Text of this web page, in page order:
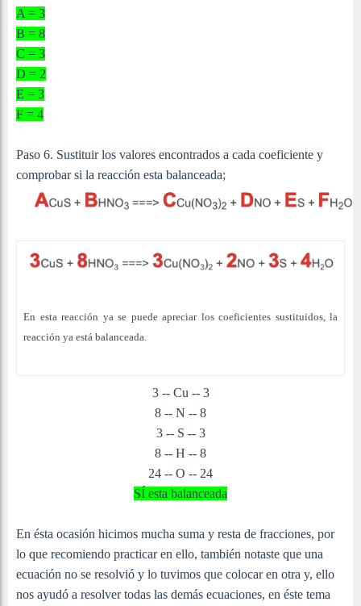
A = 3
B = 8
C = 3
D = 2
E = 3
F = 4
Paso 6. Sustituir los valores encontrados a cada coeficiente y
comprobar si la reacción esta balanceada;
En esta reacción ya se puede apreciar los coeficientes sustituidos, la
reacción ya está balanceada.
3 -- Cu -- 3
8 -- N -- 8
3 -- S -- 3
8 -- H -- 8
24 -- O -- 24
SÍ esta balanceada
En ésta ocasión hicimos mucha suma y resta de fracciones, por
lo que recomiendo practicar en ello, también notaste que una
ecuación no se resolvió y lo tuvimos que colocar en otra y, ello
nos ayudó a resolver todas las demás ecuaciones, en éste tema